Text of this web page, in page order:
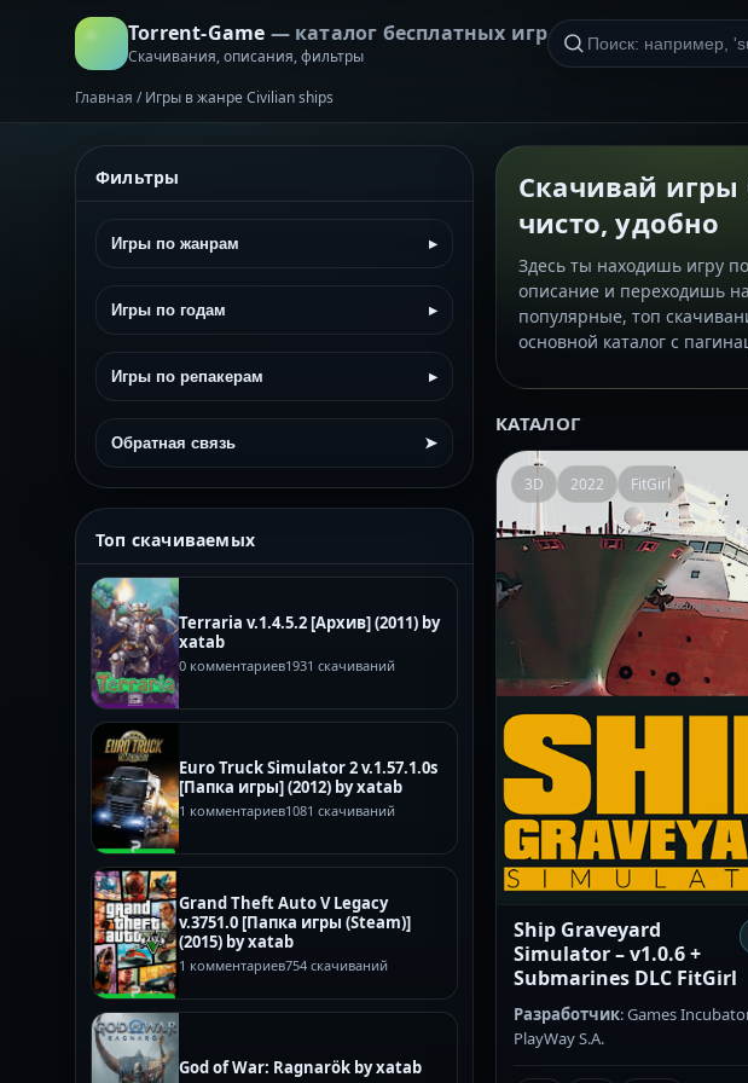
Torrent-Game — каталог бесплатных игр
Скачивания, описания, фильтры
Главная / Игры в жанре Civilian ships
Фильтры
Игры по жанрам ▸
Игры по годам ▸
Игры по репакерам ▸
Обратная связь ➤
Топ скачиваемых
Terraria v.1.4.5.2 [Архив] (2011) by
xatab
0 комментариев1931 скачиваний
Euro Truck Simulator 2 v.1.57.1.0s
[Папка игры] (2012) by xatab
1 комментариев1081 скачиваний
Grand Theft Auto V Legacy
v.3751.0 [Папка игры (Steam)]
(2015) by xatab
1 комментариев754 скачиваний
God of War: Ragnarök by xatab
Скачивай игры
чисто, удобно
Здесь ты находишь игру по
описание и переходишь
популярные, топ
основной каталог с
КАТАЛОГ
3D 2022 FitGirl
Ship Graveyard
Simulator – v1.0.6 +
Submarines DLC FitGirl
Разработчик: Games
PlayWay S.A.